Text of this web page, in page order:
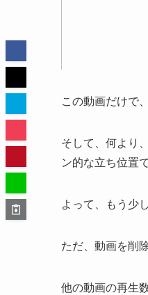
この動画だけで
そして、何より
ン的な立ち位置
よって、もう少
ただ、動画を削
他の動画の再生